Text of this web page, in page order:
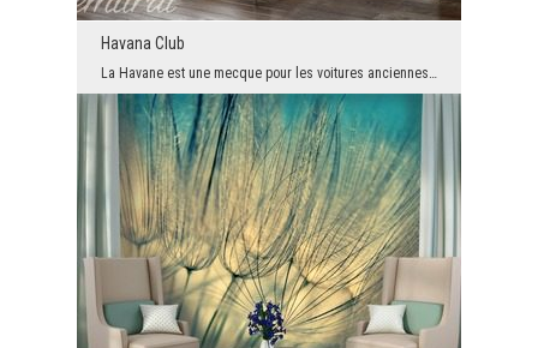
Havana Club
La Havane est une mecque pour les voitures anciennes. Ce qui parait intéressant, c'est que dans l...